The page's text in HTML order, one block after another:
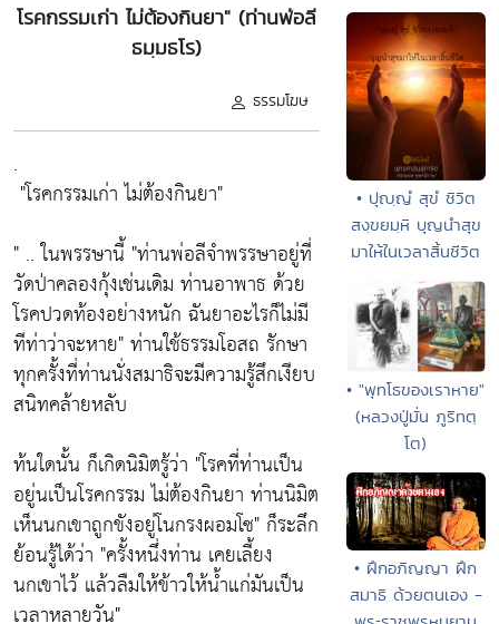
โรคกรรมเก่า ไม่ต้องกินยา" (ท่านพ่อลี
ธมฺมธโร)
ธรรมโฆษ
.
"โรคกรรมเก่า ไม่ต้องกินยา"
" .. ในพรรษานี้ "ท่านพ่อลีจำพรรษาอยู่ที่
วัดป่าคลองกุ้งเช่นเดิม ท่านอาพาธ ด้วย
โรคปวดท้องอย่างหนัก ฉันยาอะไรก็ไม่มี
ทีท่าว่าจะหาย"ท่านใช้ธรรมโอสถ รักษา
ทุกครั้งที่ท่านนั่งสมาธิจะมีความรู้สึกเงียบ
สนิทคล้ายหลับ
ท้นใดนั้น ก็เกิดนิมิตรู้ว่า "โรคที่ท่านเป็น
อยู่นเป็นโรคกรรม ไม่ต้องกินยา ท่านนิมิต
เห็นนกเขาถูกขังอยู่โนกรงผอมโซ" ก็ระลึก
ย้อนรู้ได้ว่า "ครั้งหนึ่งท่าน เคยเลี้ยง
นกเขาไว้ แล้วลืมให้ข้าวให้น้ำแก่มันเป็น
เวลาหลายวัน"
• ปุญฺญํ สุขํ ชิวิต
สงฺขยมฺหิ บุญนำสุข
มาให้ในเวลาสิ้นชีวิต
• "พุทโธของเราหาย"
(หลวงปู่มั่น ภูริทตฺ
โต)
• ฝึกอภิญญา ฝึก
สมาธิ ด้วยตนเอง -